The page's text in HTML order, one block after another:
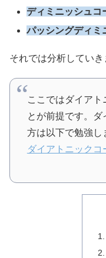
ディミニッシュコ
パッシングディミ
それでは分析していき
ここではダイアト
とが前提です。
方は以下で勉強し
ダイアトニック